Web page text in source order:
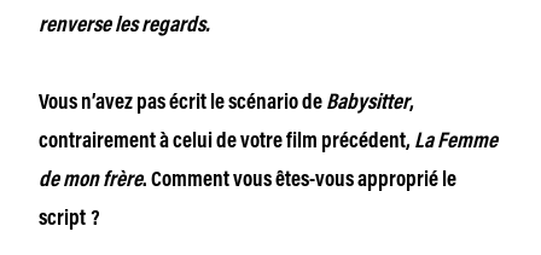
renverse les regards.
Vous n’avez pas écrit le scénario de Baby­sitter,
contrairement à celui de votre film précédent, La Femme
de mon frère. Comment vous êtes-vous approprié le
script ?